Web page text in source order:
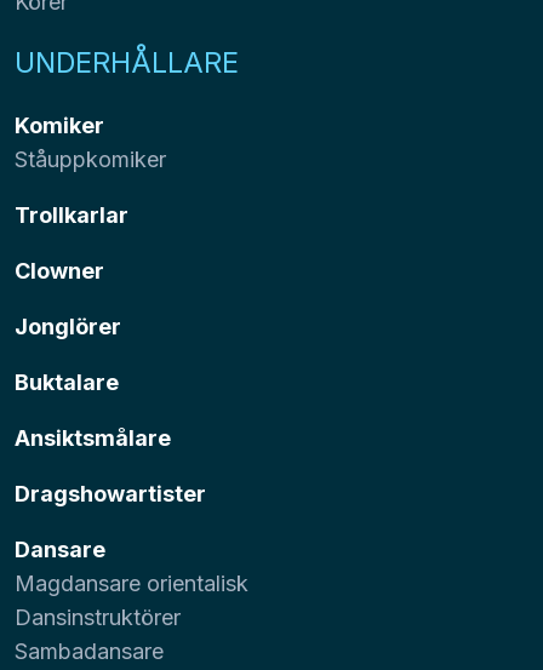
UNDERHÅLLARE
Komiker
Ståuppkomiker
Trollkarlar
Clowner
Jonglörer
Buktalare
Ansiktsmålare
Dragshowartister
Dansare
Magdansare orientalisk
Dansinstruktörer
Sambadansare